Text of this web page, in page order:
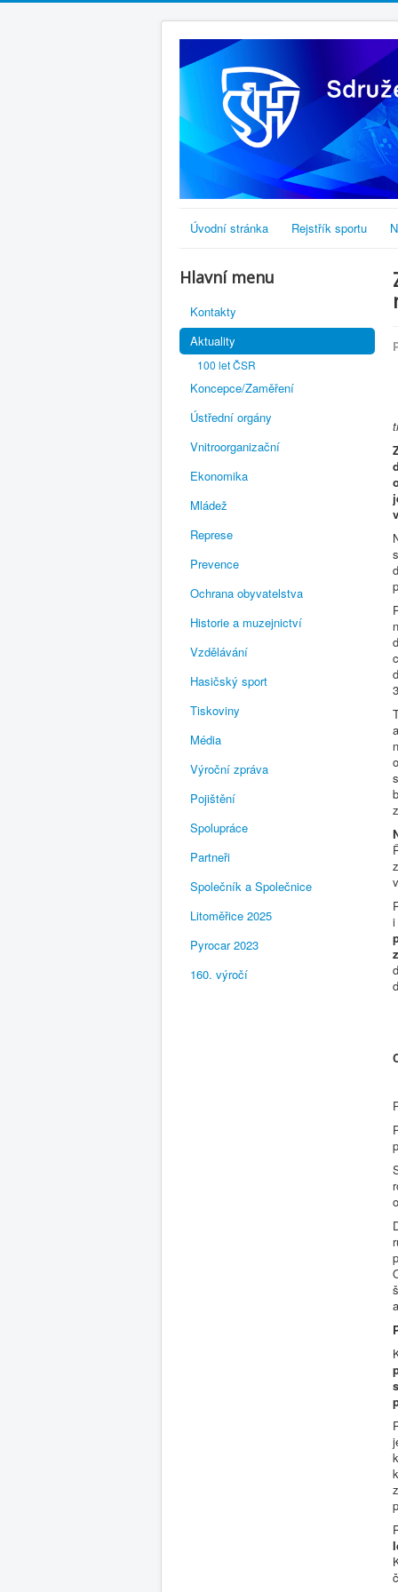
Úvodní stránka Rejstřík sportu
Hlavní menu
Kontakty
Aktuality
100 let ČSR
Koncepce/Zaměření
Ústřední orgány
Vnitroorganizační
Ekonomika
Mládež
Represe
Prevence
Ochrana obyvatelstva
Historie a muzejnictví
Vzdělávání
Hasičský sport
Tiskoviny
Média
Výroční zpráva
Pojištění
Spolupráce
Partneři
Společník a Společnice
Litoměřice 2025
Pyrocar 2023
160. výročí
i